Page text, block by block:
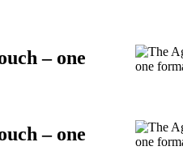
– one
– one